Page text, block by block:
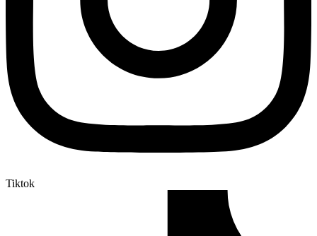
Tiktok